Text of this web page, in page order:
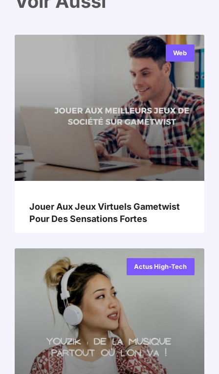
Web
Jouer Aux Jeux Virtuels Gametwist
Pour Des Sensations Fortes
Actus High-Tech